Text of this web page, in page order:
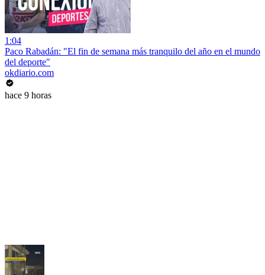
1:04
Paco Rabadán: "El fin de semana más tranquilo del año en el mundo
del deporte"
okdiario.com
hace 9 horas